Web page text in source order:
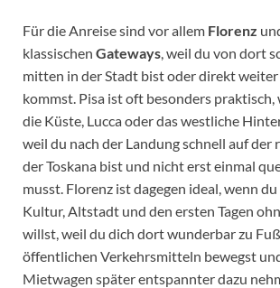
Für die Anreise sind vor allem Florenz
klassischen Gateways, weil du von dort
mitten in der Stadt bist oder direkt weiter
kommst. Pisa ist oft besonders praktisch,
die Küste, Lucca oder das westliche
weil du nach der Landung schnell auf der
der Toskana bist und nicht erst einmal
musst. Florenz ist dagegen ideal, wenn
Kultur, Altstadt und den ersten Tagen
willst, weil du dich dort wunderbar zu
öffentlichen Verkehrsmitteln bewegst
Mietwagen später entspannter dazu